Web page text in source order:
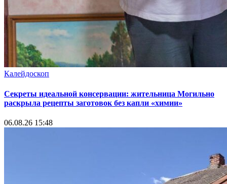
Калейдоскоп
Секреты идеальной консервации: жительница Могильно
раскрыла рецепты заготовок без капли «химии»
06.08.26 15:48